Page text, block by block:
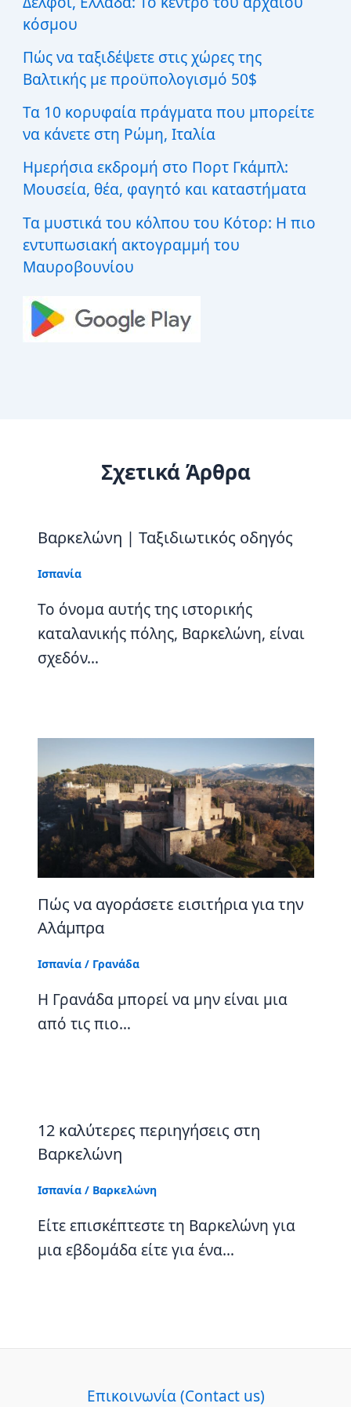
η
γ
α
:
κόσμου
Πώς να ταξιδέψετε στις χώρες της
Βαλτικής με προϋπολογισμό 50$
Τα 10 κορυφαία πράγματα που μπορείτε
να κάνετε στη Ρώμη, Ιταλία
Ημερήσια εκδρομή στο Πορτ Γκάμπλ:
Μουσεία, θέα, φαγητό και καταστήματα
Τα μυστικά του κόλπου του Κότορ: Η πιο
εντυπωσιακή ακτογραμμή του
Μαυροβουνίου
Σχετικά Άρθρα
Βαρκελώνη | Ταξιδιωτικός οδηγός
Ισπανία
Το όνομα αυτής της ιστορικής
καταλανικής πόλης, Βαρκελώνη, είναι
σχεδόν…
Πώς να αγοράσετε εισιτήρια για την
Αλάμπρα
Ισπανία/ Γρανάδα
Η Γρανάδα μπορεί να μην είναι μια
από τις πιο…
12 καλύτερες περιηγήσεις στη
Βαρκελώνη
Ισπανία/ Βαρκελώνη
Είτε επισκέπτεστε τη Βαρκελώνη για
μια εβδομάδα είτε για ένα…
Επικοινωνία (Contact us)